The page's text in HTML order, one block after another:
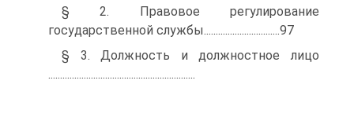
§ 2. Правовое регулирование
государственной службы................................97
§ 3. Должность и должностное лицо
..............................................................